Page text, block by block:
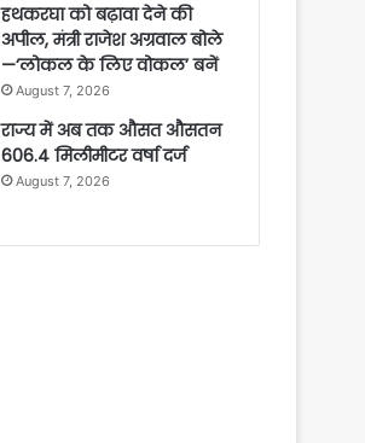
हथकरघा को बढ़ावा देने की
अपील, मंत्री राजेश अग्रवाल बोले
—‘लोकल के लिए वोकल’ बनें
August 7, 2026
राज्य में अब तक औसत औसतन
606.4 मिलीमीटर वर्षा दर्ज
August 7, 2026